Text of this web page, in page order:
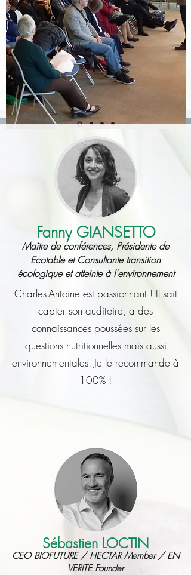
Fanny GIANSETTO
Maître de conférences, Présidente de
Ecotable et Consultante transition
écologique et atteinte à l'environnement
Charles-Antoine est passionnant ! Il sait
capter son auditoire, a des
connaissances poussées sur les
questions nutritionnelles mais aussi
environnementales. Je le recommande à
100% !
Sébastien LOCTIN
CEO BIOFUTURE / HECTAR Member / EN
VERITE Founder